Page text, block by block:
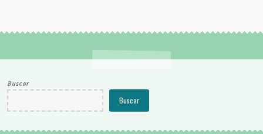
Buscar
Buscar